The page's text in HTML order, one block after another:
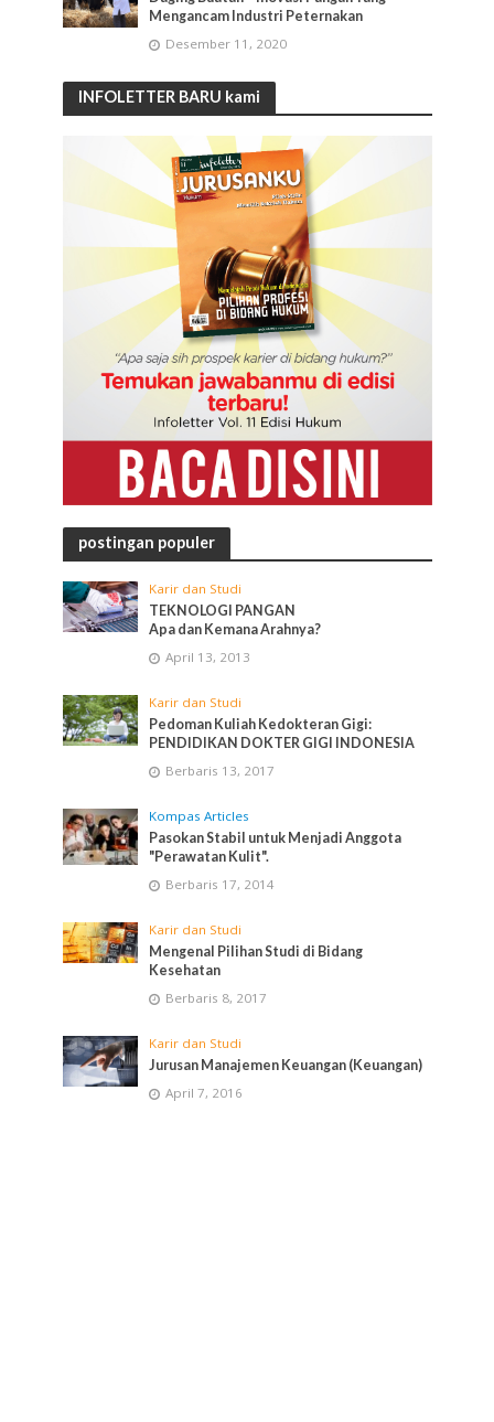
Mengancam Industri Peternakan
Desember 11, 2020
INFOLETTER BARU kami
postingan populer
Karir dan Studi
TEKNOLOGI PANGAN
Apa dan Kemana Arahnya?
April 13, 2013
Karir dan Studi
Pedoman Kuliah Kedokteran Gigi:
PENDIDIKAN DOKTER GIGI INDONESIA
Berbaris 13, 2017
Kompas Articles
Pasokan Stabil untuk Menjadi Anggota
"Perawatan Kulit".
Berbaris 17, 2014
Karir dan Studi
Mengenal Pilihan Studi di Bidang
Kesehatan
Berbaris 8, 2017
Karir dan Studi
Jurusan Manajemen Keuangan (Keuangan)
April 7, 2016